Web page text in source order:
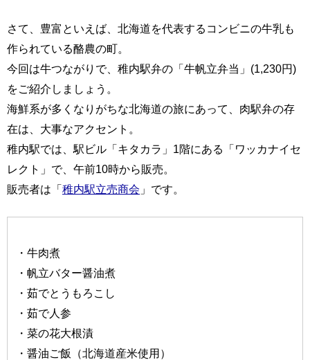
さて、豊富といえば、北海道を代表するコンビニの牛乳も
作られている酪農の町。
今回は牛つながりで、稚内駅弁の「牛帆立弁当」(1,230円)
をご紹介しましょう。
海鮮系が多くなりがちな北海道の旅にあって、肉駅弁の存
在は、大事なアクセント。
稚内駅では、駅ビル「キタカラ」1階にある「ワッカナイセ
レクト」で、午前10時から販売。
販売者は「稚内駅立売商会 」です。
・牛肉煮
・帆立バター醤油煮
・茹でとうもろこし
・茹で人参
・菜の花大根漬
・醤油ご飯（北海道産米使用）